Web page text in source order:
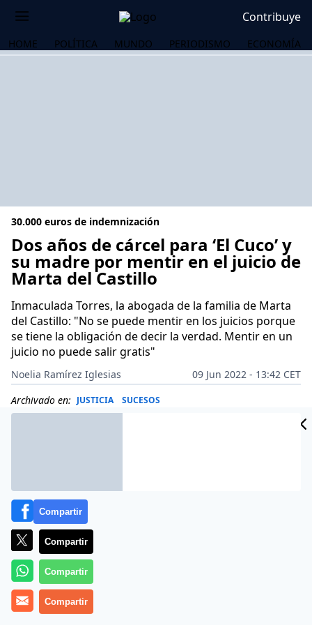
Contribuye
HOME POLÍTICA MUNDO PERIODISMO ECONOMÍA
30.000 euros de indemnización
Dos años de cárcel para ‘El Cuco’ y
su madre por mentir en el juicio de
Marta del Castillo
Inmaculada Torres, la abogada de la familia de Marta
del Castillo: "No se puede mentir en los juicios porque
se tiene la obligación de decir la verdad. Mentir en un
juicio no puede salir gratis"
Noelia Ramírez Iglesias
09 Jun 2022 - 13:42 CET
Archivado en: JUSTICIA SUCESOS
Compartir
Compartir
Compartir
Compartir